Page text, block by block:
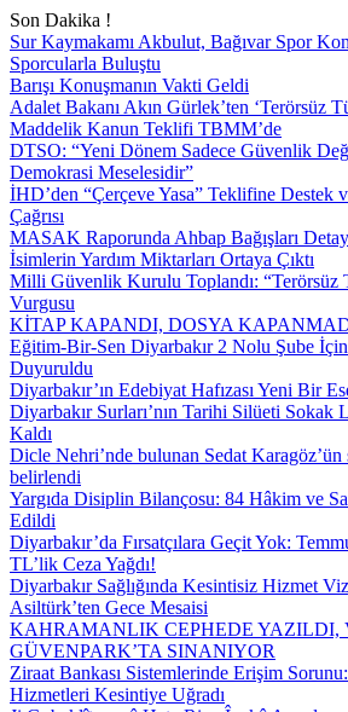
Son Dakika !
Sur Kaymakamı Akbulut, Bağıvar Spor
Sporcularla Buluştu
Barışı Konuşmanın Vakti Geldi
Adalet Bakanı Akın Gürlek’ten ‘Terörsüz
Maddelik Kanun Teklifi TBMM’de
DTSO: “Yeni Dönem Sadece Güvenlik
Demokrasi Meselesidir”
İHD’den “Çerçeve Yasa” Teklifine Destek
Çağrısı
MASAK Raporunda Ahbap Bağışları
İsimlerin Yardım Miktarları Ortaya Çıktı
Milli Güvenlik Kurulu Toplandı: “Terörsüz
Vurgusu
KİTAP KAPANDI, DOSYA
Eğitim-Bir-Sen Diyarbakır 2 Nolu Şube İçin
Duyuruldu
Diyarbakır’ın Edebiyat Hafızası Yeni Bir
Diyarbakır Surları’nın Tarihi Silüeti Sokak
Kaldı
Dicle Nehri’nde bulunan Sedat
belirlendi
Yargıda Disiplin Bilançosu: 84 Hâkim ve
Edildi
Diyarbakır’da Fırsatçılara Geçit Yok:
TL’lik Ceza Yağdı!
Diyarbakır Sağlığında Kesintisiz Hizmet
Asiltürk’ten Gece Mesaisi
KAHRAMANLIK CEPHEDE YAZILDI,
GÜVENPARK’TA SINANIYOR
Ziraat Bankası Sistemlerinde Erişim
Hizmetleri Kesintiye Uğradı